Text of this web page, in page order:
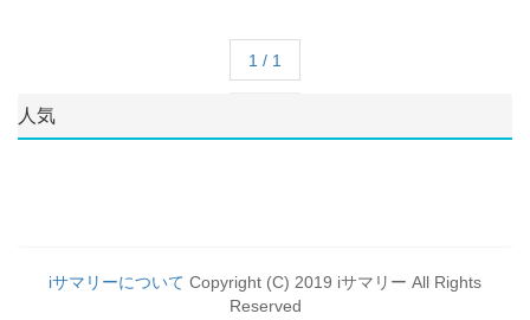
1 / 1
人気
iサマリーについて Copyright (C) 2019 iサマリー All Rights
Reserved